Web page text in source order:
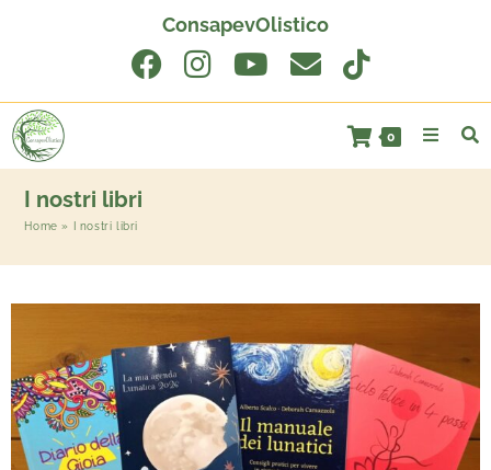
ConsapevOlistico
0
I nostri libri
Home » I nostri libri